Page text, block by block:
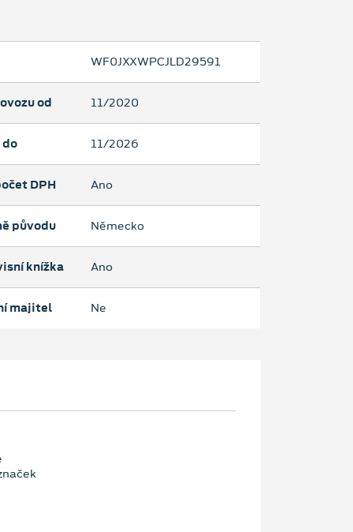
WF0JXXWPCJLD29591
od 11/2020
do 11/2026
DPH Ano
původu Německo
knížka Ano
majitel Ne